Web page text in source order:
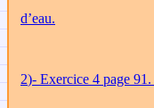
d’eau.
2)- Exercice 4 page